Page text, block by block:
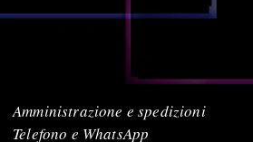
Amministrazione e spedizioni
Telefono e WhatsApp